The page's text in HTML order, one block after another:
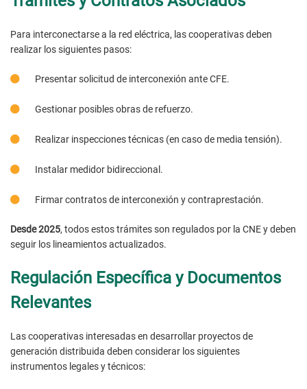
Para interconectarse a la red eléctrica, las cooperativas deben
realizar los siguientes pasos:
Presentar solicitud de interconexión ante CFE.
Gestionar posibles obras de refuerzo.
Realizar inspecciones técnicas (en caso de media tensión).
Instalar medidor bidireccional.
Firmar contratos de interconexión y contraprestación.
Desde 2025, todos estos trámites son regulados por la CNE y deben
seguir los lineamientos actualizados.
Regulación Específica y Documentos
Relevantes
Las cooperativas interesadas en desarrollar proyectos de
generación distribuida deben considerar los siguientes
instrumentos legales y técnicos: